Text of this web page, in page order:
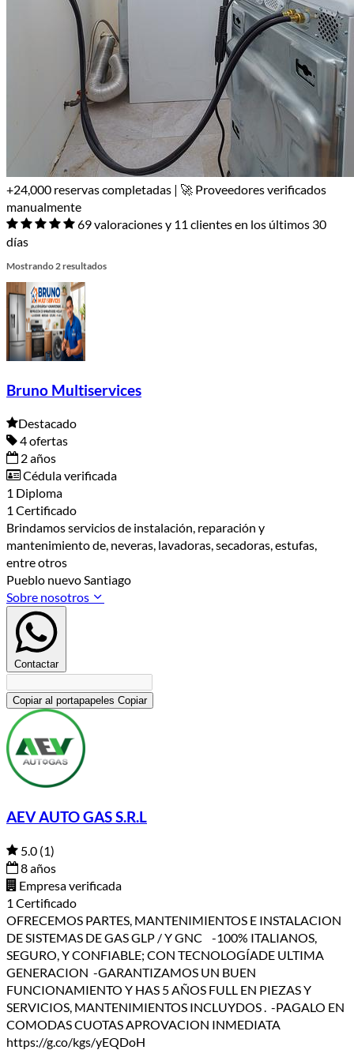
+24,000 reservas completadas | 🚀 Proveedores verificados
manualmente
69 valoraciones y 11 clientes en los últimos 30
días
Mostrando 2 resultados
Bruno Multiservices
Destacado
4 ofertas
2 años
Cédula verificada
1 Diploma
1 Certificado
Brindamos servicios de instalación, reparación y
mantenimiento de, neveras, lavadoras, secadoras, estufas,
entre otros
Pueblo nuevo Santiago
Sobre nosotros
Contactar
Copiar al portapapeles Copiar
AEV AUTO GAS S.R.L
5.0 (1)
8 años
Empresa verificada
1 Certificado
OFRECEMOS PARTES, MANTENIMIENTOS E INSTALACION
DE SISTEMAS DE GAS GLP / Y GNC -100% ITALIANOS,
SEGURO, Y CONFIABLE; CON TECNOLOGÍADE ULTIMA
GENERACION -GARANTIZAMOS UN BUEN
FUNCIONAMIENTO Y HAS 5 AÑOS FULL EN PIEZAS Y
SERVICIOS, MANTENIMIENTOS INCLUYDOS . -PAGALO EN
COMODAS CUOTAS APROVACION INMEDIATA
https://g.co/kgs/yEQDoH